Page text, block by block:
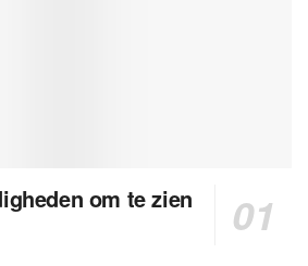
om te zien